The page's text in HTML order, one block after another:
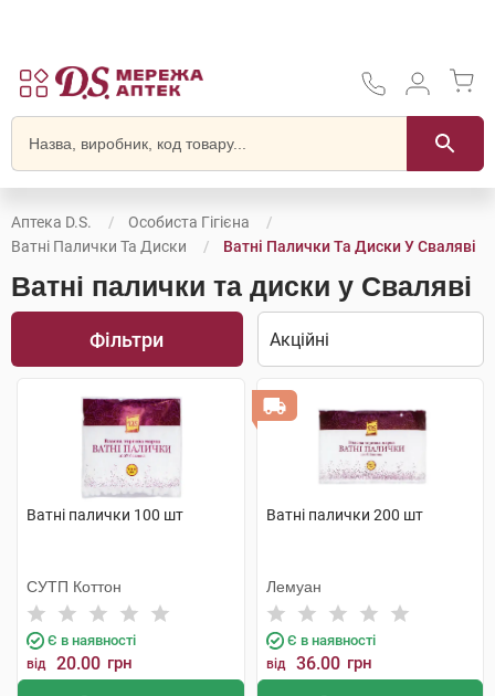
Аптека D.S.
Особиста Гігієна
Ватні Палички Та Диски
Ватні Палички Та Диски У Сваляві
Ватні палички та диски у Сваляві
Фільтри
Ватні палички 100 шт
СУТП Коттон
Є в наявності
від 20.00 грн
Ватні палички 200 шт
Лемуан
Є в наявності
від 36.00 грн